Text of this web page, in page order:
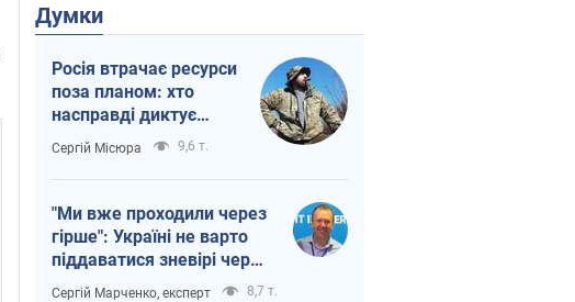
Думки
Росія втрачає ресурси
поза планом: хто
насправді диктує
темп війни
Сергій Місюра 9,6 т.
"Ми вже проходили через
гірше": Україні не варто
піддаватися зневірі через
ракетний терор
Сергій Марченко, експерт 8,7 т.